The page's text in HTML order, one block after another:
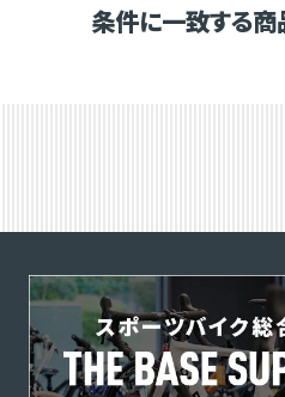
条件に一致する商